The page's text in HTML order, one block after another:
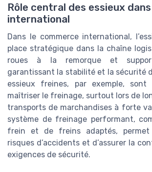
Rôle central des essieux
international
Dans le commerce international,
place stratégique dans la chaîne
roues à la remorque et
garantissant la stabilité et la sécurité
essieux freines, par exemple, sont
maîtriser le freinage, surtout lors de
transports de marchandises à forte
système de freinage performant,
frein et de freins adaptés,
risques d’accidents et d’assurer la
exigences de sécurité.